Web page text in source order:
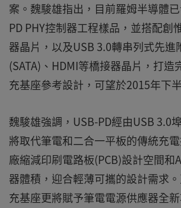
案。魏駿雄指出，目前羅姆半導體
PD PHY控制器工程樣品，並搭配創
器晶片，以及USB 3.0轉串列式先進
(SATA)、HDMI等橋接器晶片，打造
充基座參考設計，可望於2015年下
魏駿雄強調，USB-PD經由USB 3.0
將取代筆電和二合一平板的傳統充
廠縮減印刷電路板(PCB)設計空間和
器體積，迎合輕薄可攜的設計需求
充基座更將賦予筆電電源供應器全